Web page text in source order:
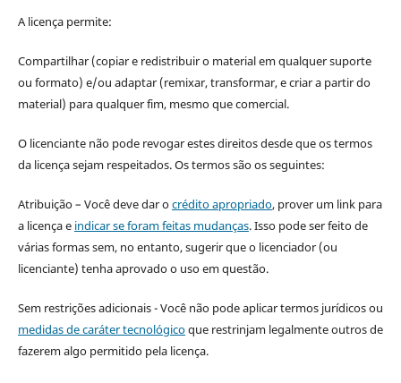
A licença permite:
Compartilhar (copiar e redistribuir o material em qualquer suporte
ou formato) e/ou adaptar (remixar, transformar, e criar a partir do
material) para qualquer fim, mesmo que comercial.
O licenciante não pode revogar estes direitos desde que os termos
da licença sejam respeitados. Os termos são os seguintes:
Atribuição – Você deve dar ocrédito apropriado, prover um link para
a licença e indicar se foram feitas mudanças. Isso pode ser feito de
várias formas sem, no entanto, sugerir que o licenciador (ou
licenciante) tenha aprovado o uso em questão.
Sem restrições adicionais - Você não pode aplicar termos jurídicos ou
medidas de caráter tecnológicoque restrinjam legalmente outros de
fazerem algo permitido pela licença.